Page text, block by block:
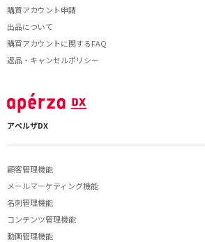
購買アカウント申請
出品について
購買アカウントに関するFAQ
返品・キャンセルポリシー
アペルザDX
顧客管理機能
メールマーケティング機能
名刺管理機能
コンテンツ管理機能
動画管理機能